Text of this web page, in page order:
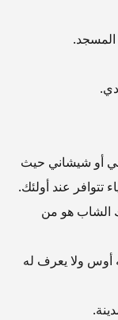
أو شيشاني حيث
عند أولئك.
الشاب هو من
أوس ولا يعرف له